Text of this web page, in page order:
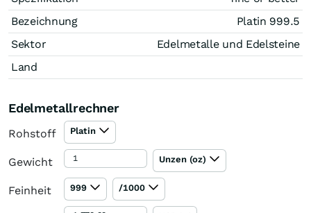
Bezeichnung
Platin 999.5
Sektor
Edelmetalle und Edelsteine
Land
Edelmetallrechner
Rohstoff Platin
Gewicht Unzen (oz)
Feinheit 999 /1000